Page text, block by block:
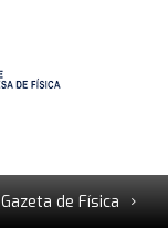
Gazeta de Física